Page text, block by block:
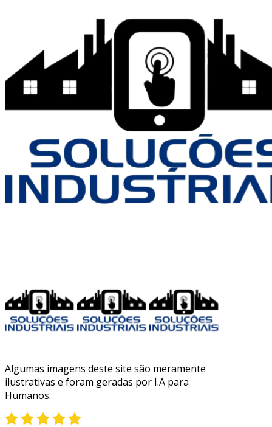
Algumas imagens deste site são meramente
ilustrativas e foram geradas por I.A para
Humanos.